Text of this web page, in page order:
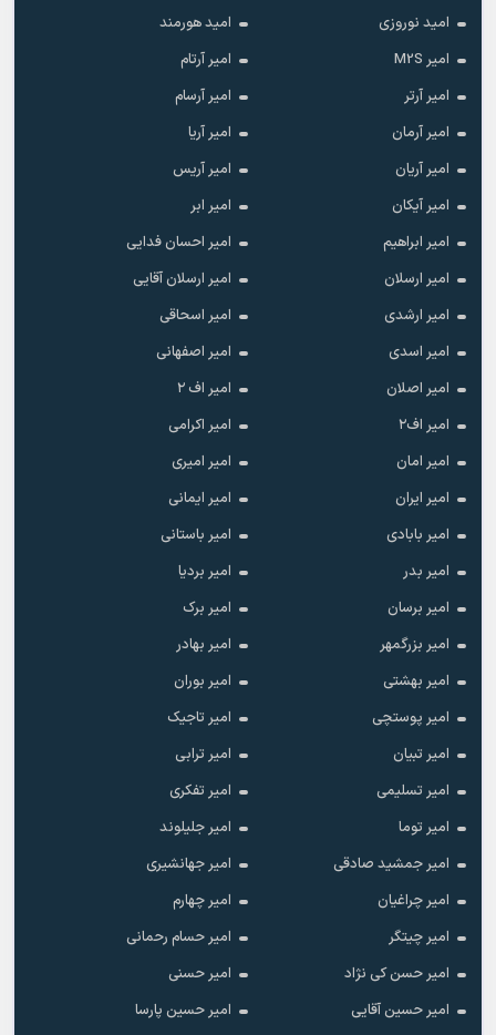
امید نوروزی
امید هورمند
امیر M2S
امیر آرتام
امیر آرتر
امیر آرسام
امیر آرمان
امیر آریا
امیر آریان
امیر آریس
امیر آیکان
امیر ابر
امیر ابراهیم
امیر احسان فدایی
امیر ارسلان
امیر ارسلان آقایی
امیر ارشدی
امیر اسحاقی
امیر اسدی
امیر اصفهانی
امیر اصلان
امیر اف ۲
امیر اف۲
امیر اکرامی
امیر امان
امیر امیری
امیر ایران
امیر ایمانی
امیر بابادی
امیر باستانی
امیر بدر
امیر بردیا
امیر برسان
امیر برک
امیر بزرگمهر
امیر بهادر
امیر بهشتی
امیر بوران
امیر پوستچی
امیر تاجیک
امیر تبیان
امیر ترابی
امیر تسلیمی
امیر تفکری
امیر توما
امیر جلیلوند
امیر جمشید صادقی
امیر جهانشیری
امیر چراغیان
امیر چهارم
امیر چیتگر
امیر حسام رحمانی
امیر حسن کی نژاد
امیر حسنی
امیر حسین آقایی
امیر حسین پارسا